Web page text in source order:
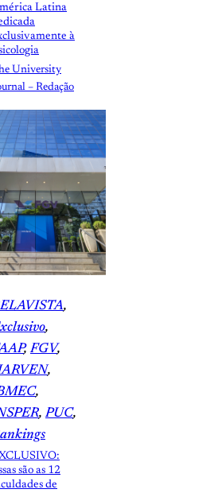
Latina
à
University
– Redação
, FGV
, PUC
são as 12
de